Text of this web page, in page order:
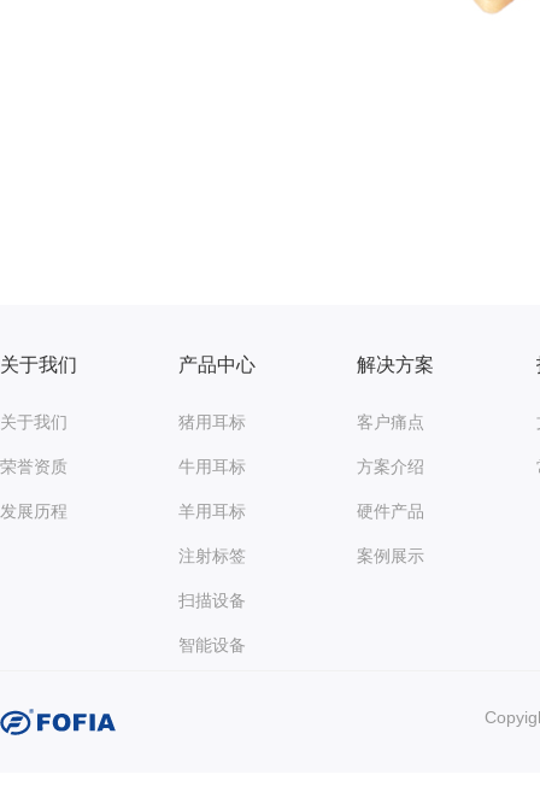
关于我们
关于我们
荣誉资质
发展历程
产品中心
猪用耳标
牛用耳标
羊用耳标
注射标签
扫描设备
智能设备
解决方案
客户痛点
方案介绍
硬件产品
案例展示